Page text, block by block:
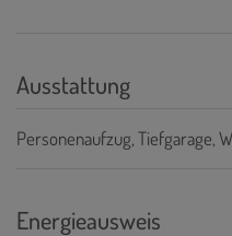
Ausstattung
Personenaufzug Tiefgarage
Energieausweis